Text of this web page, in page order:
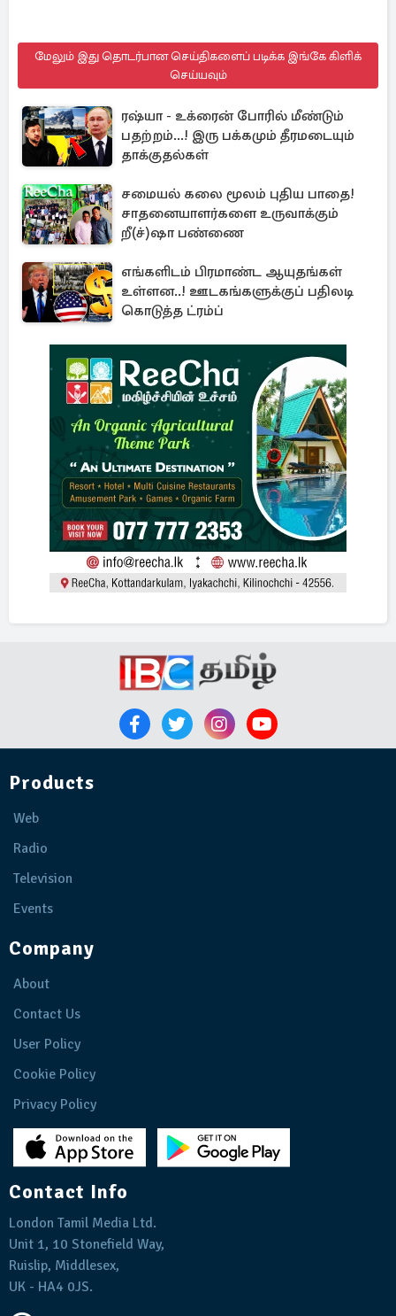
மேலும் இது தொடர்பான செய்திகளைப் படிக்க இங்கே கிளிக்
செய்யவும்
ரஷ்யா - உக்ரைன் போரில் மீண்டும்
பதற்றம்...! இரு பக்கமும் தீரமடையும்
தாக்குதல்கள்
சமையல் கலை மூலம் புதிய பாதை!
சாதனையாளர்களை உருவாக்கும்
றீ(ச்)ஷா பண்ணை
எங்களிடம் பிரமாண்ட ஆயுதங்கள்
உள்ளன..! ஊடகங்களுக்குப் பதிலடி
கொடுத்த ட்ரம்ப்
Products
Web
Radio
Television
Events
Company
About
Contact Us
User Policy
Cookie Policy
Privacy Policy
Contact Info
London Tamil Media Ltd.
Unit 1, 10 Stonefield Way,
Ruislip, Middlesex,
UK - HA4 0JS.